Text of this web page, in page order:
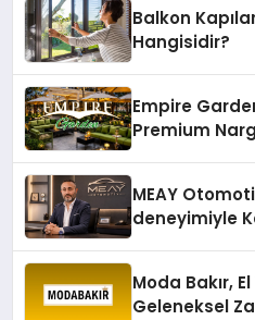
Balkon
Hangisidir?
Empire
Premium
MEAY
deneyimiyle
Moda Bakır,
Geleneksel